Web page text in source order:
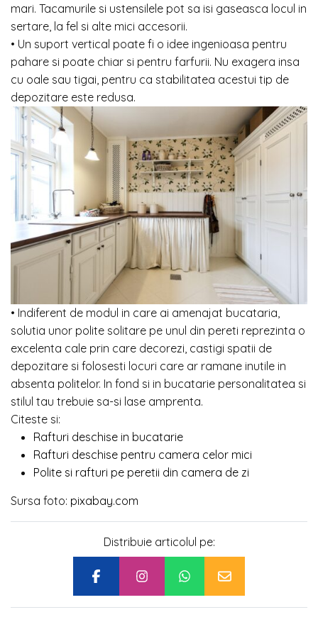
mari. Tacamurile si ustensilele pot sa isi gaseasca locul in
sertare, la fel si alte mici accesorii.
• Un suport vertical poate fi o idee ingenioasa pentru
pahare si poate chiar si pentru farfurii. Nu exagera insa
cu oale sau tigai, pentru ca stabilitatea acestui tip de
depozitare este redusa.
• Indiferent de modul in care ai amenajat bucataria,
solutia unor polite solitare pe unul din pereti reprezinta o
excelenta cale prin care decorezi, castigi spatii de
depozitare si folosesti locuri care ar ramane inutile in
absenta politelor. In fond si in bucatarie personalitatea si
stilul tau trebuie sa-si lase amprenta.
Citeste si:
Rafturi deschise in bucatarie
Rafturi deschise pentru camera celor mici
Polite si rafturi pe peretii din camera de zi
Sursa foto: pixabay.com
Distribuie articolul pe: